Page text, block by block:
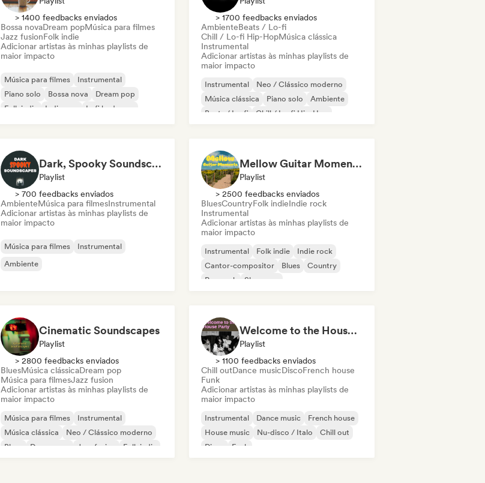
> 1400 feedbacks enviados
Bossa novaDream popMúsica para filmes
Jazz fusionFolk indie
Adicionar artistas às minhas playlists de
maior impacto
Música para filmes
Instrumental
Piano solo
Bossa nova
Dream pop
Folk indie
Indie pop Lofi bedroom
> 1700 feedbacks enviados
AmbienteBeats / Lo-fi
Chill / Lo-fi Hip-HopMúsica clássica
Instrumental
Adicionar artistas às minhas playlists de
maior impacto
Instrumental
Neo / Clássico moderno
Música clássica
Piano solo
Ambiente
Beats / Lo-fi
Chill / Lo-fi Hip-Hop
Dark, Spooky Soundscapes
Playlist
> 700 feedbacks enviados
AmbienteMúsica para filmesInstrumental
Adicionar artistas às minhas playlists de
maior impacto
Música para filmes
Instrumental
Ambiente
Mellow Guitar Moments 🎸 Acoustic Indie Folk & Singer-Songwriter
Playlist
> 2500 feedbacks enviados
BluesCountryFolk indieIndie rock
Instrumental
Adicionar artistas às minhas playlists de
maior impacto
Instrumental Folk indie
Indie rock
Cantor-compositor
Blues
Country
Pop rock
Shoegaze
Cinematic Soundscapes
Playlist
> 2800 feedbacks enviados
BluesMúsica clássicaDream pop
Música para filmesJazz fusion
Adicionar artistas às minhas playlists de
maior impacto
Música para filmes
Instrumental
Música clássica
Neo / Clássico moderno
Blues
Dream pop Jazz fusion Folk indie
Welcome to the House Party
Playlist
> 1100 feedbacks enviados
Chill outDance musicDiscoFrench house
Funk
Adicionar artistas às minhas playlists de
maior impacto
Instrumental Dance music
French house
House music
Nu-disco / Italo
Chill out
Disco
Funk